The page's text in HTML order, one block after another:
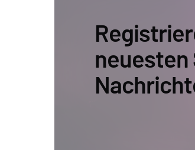
neuesten